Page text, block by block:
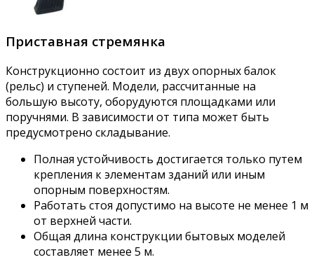
Приставная стремянка
Конструкционно состоит из двух опорных балок
(рельс) и ступеней. Модели, рассчитанные на
большую высоту, оборудуются площадками или
поручнями. В зависимости от типа может быть
предусмотрено складывание.
Полная устойчивость достигается только путем
крепления к элементам зданий или иным
опорным поверхностям.
Работать стоя допустимо на высоте не менее 1 м
от верхней части.
Общая длина конструкции бытовых моделей
составляет менее 5 м.